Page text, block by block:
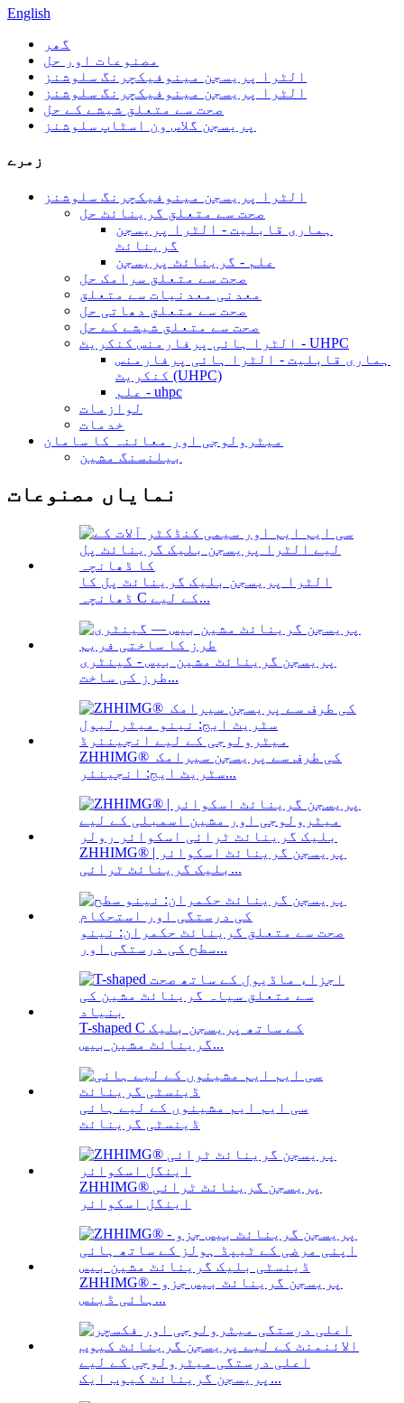
English
گھر
مصنوعات اور حل
الٹرا پریسجن مینوفیکچرنگ سلوشنز
الٹرا پریسجن مینوفیکچرنگ سلوشنز
صحت سے متعلق شیشے کے حل
پریسجن گلاس ون اسٹاپ سلوشنز
زمرے
الٹرا پریسجن مینوفیکچرنگ سلوشنز
صحت سے متعلق گرینائٹ حل
ہماری قابلیت - الٹرا پریسجن
گرینائٹ
علم - گرینائٹ پریسجن
صحت سے متعلق سرامک حل
معدنی معدنیات سے متعلق
صحت سے متعلق دھاتی حل
صحت سے متعلق شیشے کے حل
الٹرا ہائی پرفارمنس کنکریٹ - UHPC
ہماری قابلیت - الٹرا ہائی پرفارمنس
کنکریٹ (UHPC)
علم - uhpc
لوازمات
خدمات
میٹرولوجی اور معائنہ کا سامان
بیلنسنگ مشین
نمایاں مصنوعات
الٹرا پریسجن بلیک گرینائٹ پل کا
ڈھانچہ C کے لیے...
پریسجن گرینائٹ مشین بیس - گینٹری
طرز کی ساخت...
ZHHIMG® کی طرف سے پریسجن سیرامک ​​
سٹریٹ ایج: انجینئر...
ZHHIMG® پریسجن گرینائٹ اسکوائر |
بلیک گرینائٹ ٹرائی...
صحت سے متعلق گرینائٹ حکمران: نینو
سطح کی درستگی اور...
T-shaped C کے ساتھ پریسجن بلیک
گرینائٹ مشین بیس...
سی ایم ایم مشینوں کے لیے ہائی
ڈینسٹی گرینائٹ
ZHHIMG® پریسجن گرینائٹ ٹرائی
اینگل اسکوائر
ZHHIMG® پریسجن گرینائٹ بیس جزو -
ہائی ڈینس...
اعلی درستگی میٹرولوجی کے لیے
پریسجن گرینائٹ کیوب ایک...